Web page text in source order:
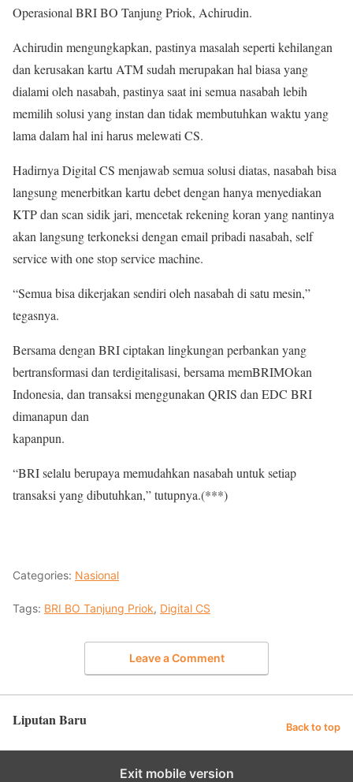
Operasional BRI BO Tanjung Priok, Achirudin.
Achirudin mengungkapkan, pastinya masalah seperti kehilangan
dan kerusakan kartu ATM sudah merupakan hal biasa yang
dialami oleh nasabah, pastinya saat ini semua nasabah lebih
memilih solusi yang instan dan tidak membutuhkan waktu yang
lama dalam hal ini harus melewati CS.
Hadirnya Digital CS menjawab semua solusi diatas, nasabah bisa
langsung menerbitkan kartu debet dengan hanya menyediakan
KTP dan scan sidik jari, mencetak rekening koran yang nantinya
akan langsung terkoneksi dengan email pribadi nasabah, self
service with one stop service machine.
“Semua bisa dikerjakan sendiri oleh nasabah di satu mesin,”
tegasnya.
Bersama dengan BRI ciptakan lingkungan perbankan yang
bertransformasi dan terdigitalisasi, bersama memBRIMOkan
Indonesia, dan transaksi menggunakan QRIS dan EDC BRI
dimanapun dan
kapanpun.
“BRI selalu berupaya memudahkan nasabah untuk setiap
transaksi yang dibutuhkan,” tutupnya.(***)
Categories: Nasional
Tags: BRI BO Tanjung Priok, Digital CS
Leave a Comment
Liputan Baru Back to top
Exit mobile version